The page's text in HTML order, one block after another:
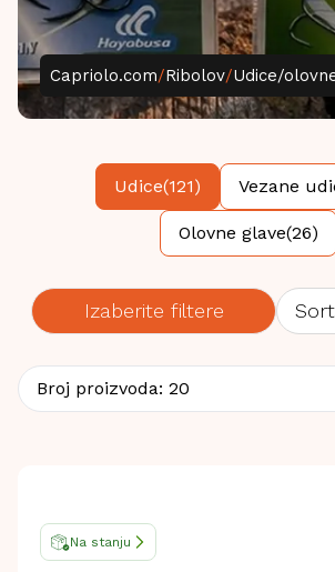
Capriolo.com/Ribolov/Udice/
Udice(121) Vezane
Olovne glave(26)
Izaberite filtere
Broj proizvoda: 20
Na stanju